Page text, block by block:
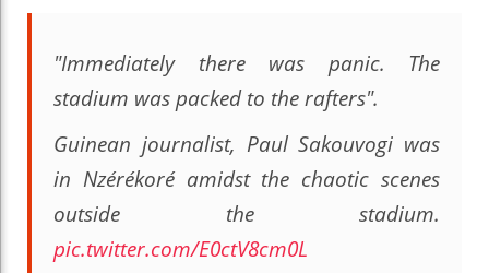
"Immediately there was panic. The
stadium was packed to the rafters".
Guinean journalist, Paul Sakouvogi was
in Nzérékoré amidst the chaotic scenes
outside the stadium.
pic.twitter.com/E0ctV8cm0L